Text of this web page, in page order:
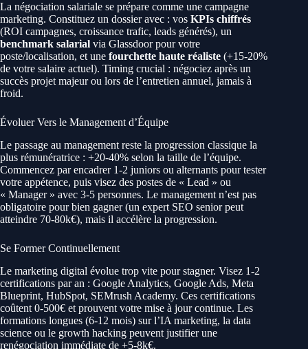
La négociation salariale se prépare comme une campagne
marketing. Constituez un dossier avec : vos KPIs chiffrés
(ROI campagnes, croissance trafic, leads générés), un
benchmark salarial via Glassdoor pour votre
poste/localisation, et une fourchette haute réaliste (+15-20%
de votre salaire actuel). Timing crucial : négociez après un
succès projet majeur ou lors de l’entretien annuel, jamais à
froid.
Évoluer Vers le Management d’Équipe
Le passage au management reste la progression classique la
plus rémunératrice : +20-40% selon la taille de l’équipe.
Commencez par encadrer 1-2 juniors ou alternants pour tester
votre appétence, puis visez des postes de « Lead » ou
« Manager » avec 3-5 personnes. Le management n’est pas
obligatoire pour bien gagner (un expert SEO senior peut
atteindre 70-80k€), mais il accélère la progression.
Se Former Continuellement
Le marketing digital évolue trop vite pour stagner. Visez 1-2
certifications par an : Google Analytics, Google Ads, Meta
Blueprint, HubSpot, SEMrush Academy. Ces certifications
coûtent 0-500€ et prouvent votre mise à jour continue. Les
formations longues (6-12 mois) sur l’IA marketing, la data
science ou le growth hacking peuvent justifier une
renégociation immédiate de +5-8k€.